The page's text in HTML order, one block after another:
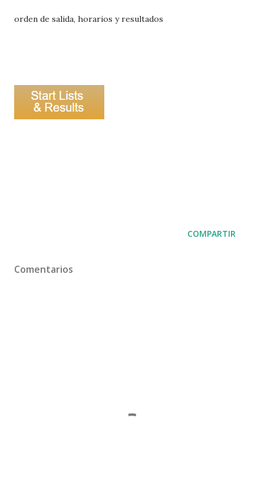
orden de salida, horarios y resultados
COMPARTIR
Comentarios